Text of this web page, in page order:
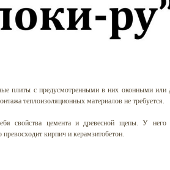
плиты с предусмотренными в них оконными или
теплоизоляционных материалов не требуется.
свойства цемента и древесной щепы. У него
кирпич и керамзитобетон.